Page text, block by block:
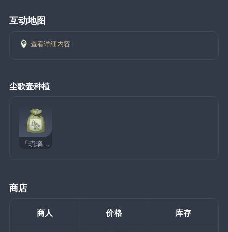
互动地图
查看详细内容
尘歌壶种植
「琉璃袋」的种子
商店
商人 价格 库存